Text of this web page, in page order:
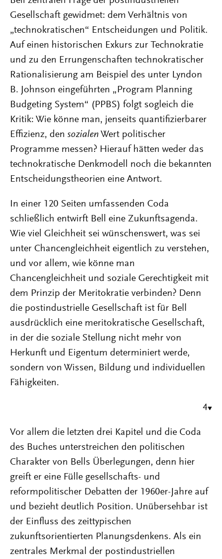
Gesellschaft gewidmet: dem Verhältnis von
„technokratischen“ Entscheidungen und Politik.
Auf einen historischen Exkurs zur Technokratie
und zu den Errungenschaften technokratischer
Rationalisierung am Beispiel des unter Lyndon
B. Johnson eingeführten „Program Planning
Budgeting System“ (PPBS) folgt sogleich die
Kritik: Wie könne man, jenseits quantifizierbarer
Effizienz, den sozialen Wert politischer
Programme messen? Hierauf hätten weder das
technokratische Denkmodell noch die bekannten
Entscheidungstheorien eine Antwort.
In einer 120 Seiten umfassenden Coda
schließlich entwirft Bell eine Zukunftsagenda.
Wie viel Gleichheit sei wünschenswert, was sei
unter Chancengleichheit eigentlich zu verstehen,
und vor allem, wie könne man
Chancengleichheit und soziale Gerechtigkeit mit
dem Prinzip der Meritokratie verbinden? Denn
die postindustrielle Gesellschaft ist für Bell
ausdrücklich eine meritokratische Gesellschaft,
in der die soziale Stellung nicht mehr von
Herkunft und Eigentum determiniert werde,
sondern von Wissen, Bildung und individuellen
Fähigkeiten.
4
Vor allem die letzten drei Kapitel und die Coda
des Buches unterstreichen den politischen
Charakter von Bells Überlegungen, denn hier
greift er eine Fülle gesellschafts- und
reformpolitischer Debatten der 1960er-Jahre auf
und bezieht deutlich Position. Unübersehbar ist
der Einfluss des zeittypischen
zukunftsorientierten Planungsdenkens. Als ein
zentrales Merkmal der postindustriellen